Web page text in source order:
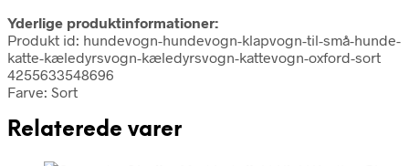
Yderlige produktinformationer:
Produkt id: hundevogn-hundevogn-klapvogn-til-små-hunde-
katte-kæledyrsvogn-kæledyrsvogn-kattevogn-oxford-sort
4255633548696
Farve: Sort
Relaterede varer